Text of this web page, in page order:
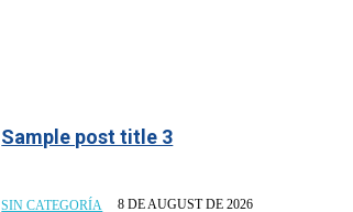
Sample post title 3
SIN CATEGORÍA 8 DE AUGUST DE 2026